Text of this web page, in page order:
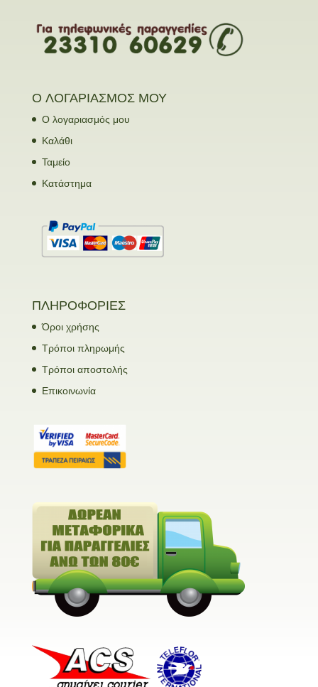
Ο ΛΟΓΑΡΙΑΣΜΟΣ ΜΟΥ
Ο λογαριασμός μου
Καλάθι
Ταμείο
Κατάστημα
ΠΛΗΡΟΦΟΡΙΕΣ
Όροι χρήσης
Τρόποι πληρωμής
Τρόποι αποστολής
Επικοινωνία